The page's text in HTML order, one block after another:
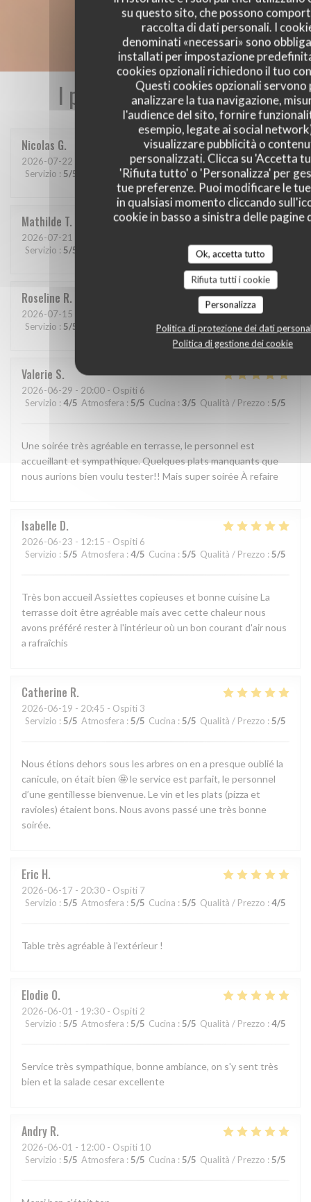
su questo sito, che possono
raccolta di dati personali. I
denominati «necessari» sono
installati per impostazione
cookies opzionali richiedono il tuo
Questi cookies opzionali servono
analizzare la tua navigazione,
l'audience del sito, fornire
esempio, legate ai social
visualizzare pubblicità o
personalizzati. Clicca su 'Accetta
'Rifiuta tutto' o 'Personalizza' per
tue preferenze. Puoi modificare le
in qualsiasi momento cliccando
cookie in basso a sinistra delle pagine
Ok, accetta tutto
Rifiuta tutti i cookie
Personalizza
Politica di protezione dei dati
Politica di gestione dei cookie
I pareri dei nostri clienti
Nicolas G
2026-07-22 - 12:30 - Ospiti 4
Servizio : 5/5 Atmosfera :5/5 Cucina: 5/5 Qualità / Prezzo: 5/5
Mathilde T
2026-07-21
Servizio : 5/5 /5 Qualità / Prezzo 5
Roseline R
2026-07-15
Servizio : 5/5 Cucina:5 /5 Qualità / Prezzo: 5/5
Valerie S
2026-06-29 - 20:00 - Ospiti 6
Servizio : 4/5 Atmosfera : 5/5 Cucina : 3/5 Qualità / Prezzo : 5/5
Une soirée très agréable en terrasse, le personnel est
accueillant et sympathique. Quelques plats manquants que
nous aurions bien voulu tester!! Mais super soirée À refaire
Isabelle D
2026-06-23 - 12:15 - Ospiti 6
Servizio : 5/5 Atmosfera : 4/5 Cucina : 5/5 Qualità / Prezzo : 5/5
Très bon accueil Assiettes copieuses et bonne cuisine La
terrasse doit être agréable mais avec cette chaleur nous
avons préféré rester à l'intérieur où un bon courant d'air nous
a rafraîchis
Catherine R
2026-06-19 - 20:45 - Ospiti 3
Servizio : 5/5 Atmosfera : 5/5 Cucina : 5/5 Qualità / Prezzo : 5/5
Nous étions dehors sous les arbres on en a presque oublié la
canicule, on était bien 🤩 le service est parfait, le personnel
d’une gentillesse bienvenue. Le vin et les plats (pizza et
ravioles) étaient bons. Nous avons passé une très bonne
soirée.
Eric H
2026-06-17 - 20:30 - Ospiti 7
Servizio : 5/5 Atmosfera : 5/5 Cucina : 5/5 Qualità / Prezzo : 4/5
Table très agréable à l'extérieur !
Elodie O
2026-06-01 - 19:30 - Ospiti 2
Servizio : 5/5 Atmosfera : 5/5 Cucina : 5/5 Qualità / Prezzo : 4/5
Service très sympathique, bonne ambiance, on s'y sent très
bien et la salade cesar excellente
Andry R
2026-06-01 - 12:00 - Ospiti 10
Servizio : 5/5 Atmosfera : 5/5 Cucina : 5/5 Qualità / Prezzo : 5/5